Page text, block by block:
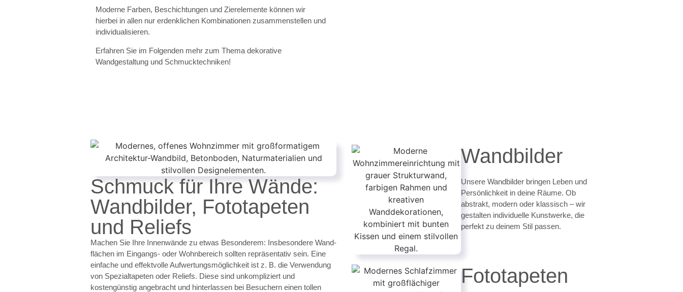
Moderne Farben, Beschichtungen und Zierelemente können wir
hierbei in allen nur erdenklichen Kombinationen zusammenstellen und
individualisieren.
Erfahren Sie im Folgenden mehr zum Thema dekorative
Wandgestaltung und Schmucktechniken!
Schmuck für Ihre Wände:
Wandbilder, Fototapeten
und Reliefs
Machen Sie Ihre Innenwände zu etwas Besonderem: Insbesondere Wand­
flächen im Eingangs- oder Wohnbereich sollten repräsentativ sein. Eine
einfache und effektvolle Aufwertungsmöglichkeit ist z. B. die Verwendung
von Spezialtapeten oder Reliefs. Diese sind unkompliziert und
kostengünstig angebracht und hinterlassen bei Besuchern einen tollen
Wandbilder
Unsere Wandbilder bringen Leben und
Persönlichkeit in deine Räume. Ob
abstrakt, modern oder klassisch – wir
gestalten individuelle Kunstwerke, die
perfekt zu deinem Stil passen.
Fototapeten